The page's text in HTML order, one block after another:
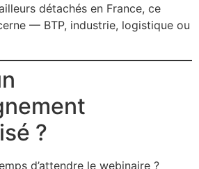
détachés en France, ce
— BTP, industrie, logistique ou
?
d’attendre le webinaire ?